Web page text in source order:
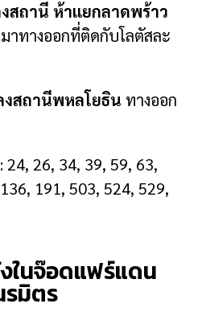
สถานี ห้าแยกลาดพร้าว
าทางออกที่ติดกับโลตัสละ
สถานีพหลโยธิน ทางออก
: 24, 26, 34, 39, 59, 63,
191, 503, 524, 529,
ในจ๊อดแฟร์แดน
รมิตร